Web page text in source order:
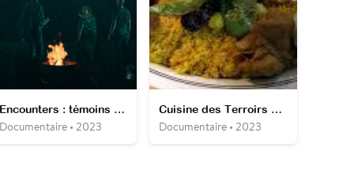
Encounters : témoins d'un autre type
• 2023
Cuisine des Terroirs Le Cap Bon, Tunisie
Documentaire • 2023